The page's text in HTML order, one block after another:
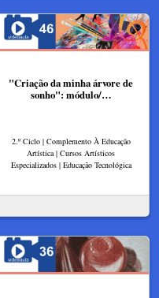
"Criação da minha árvore de
sonho": módulo/…
2.º Ciclo | Complemento À Educação
Artística | Cursos Artísticos
Especializados | Educação Tecnológica